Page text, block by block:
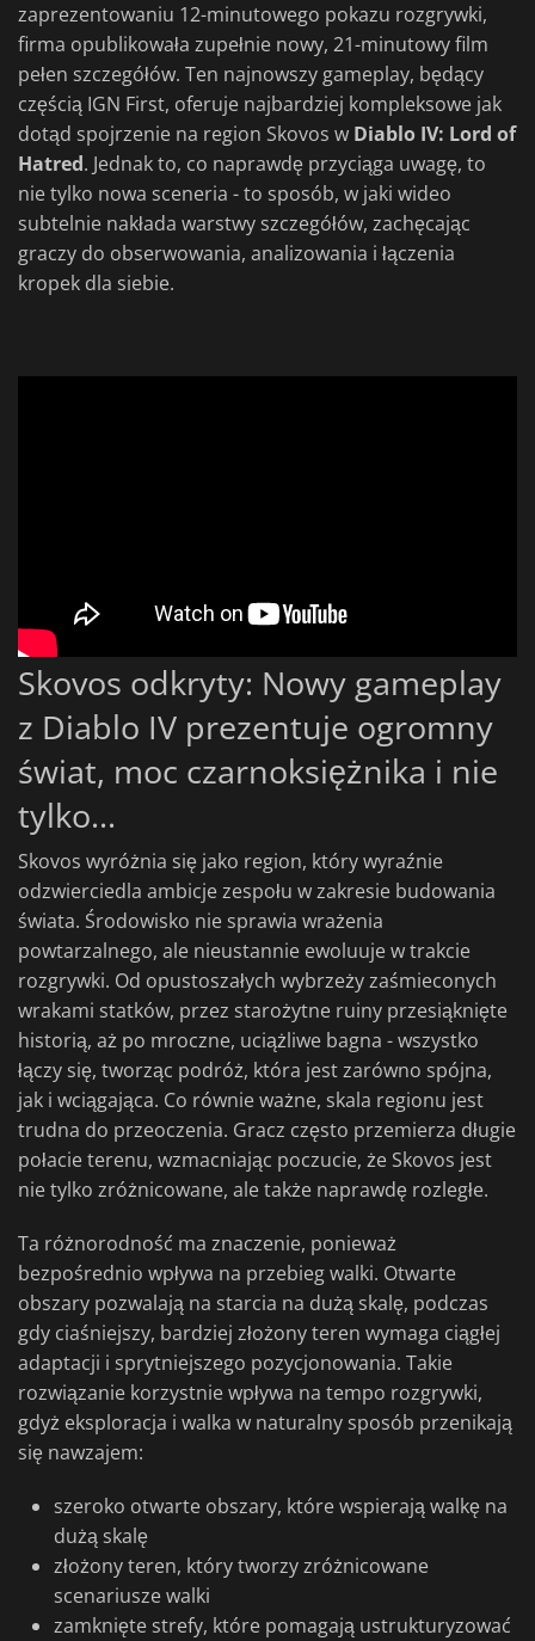
zaprezentowaniu 12-minutowego pokazu rozgrywki,
firma opublikowała zupełnie nowy, 21-minutowy film
pełen szczegółów. Ten najnowszy gameplay, będący
częścią IGN First, oferuje najbardziej kompleksowe jak
dotąd spojrzenie na region Skovos w Diablo IV: Lord of
Hatred. Jednak to, co naprawdę przyciąga uwagę, to
nie tylko nowa sceneria - to sposób, w jaki wideo
subtelnie nakłada warstwy szczegółów, zachęcając
graczy do obserwowania, analizowania i łączenia
kropek dla siebie.
Skovos odkryty: Nowy gameplay
z Diablo IV prezentuje ogromny
świat, moc czarnoksiężnika i nie
tylko...
Skovos wyróżnia się jako region, który wyraźnie
odzwierciedla ambicje zespołu w zakresie budowania
świata. Środowisko nie sprawia wrażenia
powtarzalnego, ale nieustannie ewoluuje w trakcie
rozgrywki. Od opustoszałych wybrzeży zaśmieconych
wrakami statków, przez starożytne ruiny przesiąknięte
historią, aż po mroczne, uciążliwe bagna - wszystko
łączy się, tworząc podróż, która jest zarówno spójna,
jak i wciągająca. Co równie ważne, skala regionu jest
trudna do przeoczenia. Gracz często przemierza długie
połacie terenu, wzmacniając poczucie, że Skovos jest
nie tylko zróżnicowane, ale także naprawdę rozległe.
Ta różnorodność ma znaczenie, ponieważ
bezpośrednio wpływa na przebieg walki. Otwarte
obszary pozwalają na starcia na dużą skalę, podczas
gdy ciaśniejszy, bardziej złożony teren wymaga ciągłej
adaptacji i sprytniejszego pozycjonowania. Takie
rozwiązanie korzystnie wpływa na tempo rozgrywki,
gdyż eksploracja i walka w naturalny sposób przenikają
się nawzajem:
szeroko otwarte obszary, które wspierają walkę na
dużą skalę
złożony teren, który tworzy zróżnicowane
scenariusze walki
zamknięte strefy, które pomagają ustrukturyzować